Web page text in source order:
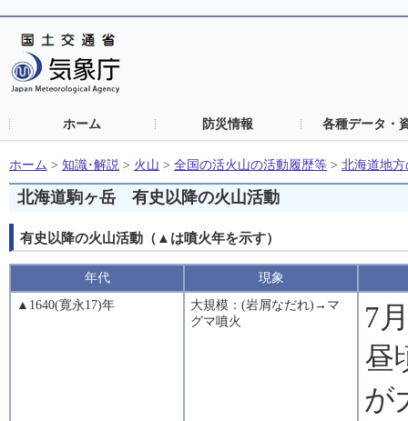
ホーム 防災情報 各種データ・
ホーム > 知識･解説 > 火山 > 全国の活火山の活動履歴等 > 北海道地
北海道駒ヶ岳 有史以降の火山活動
有史以降の火山活動（▲は噴火年を示す）
年代
現象
▲1640(寛永17)年
大規模：(岩屑なだれ)→マ
グマ噴火
7
昼
が